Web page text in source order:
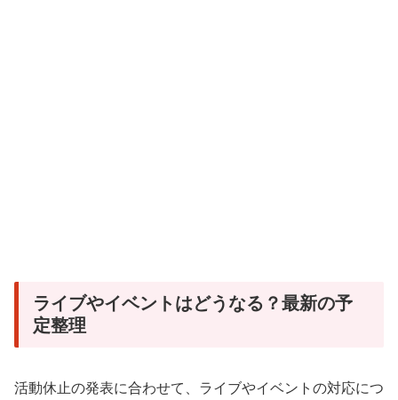
ライブやイベントはどうなる？最新の予
定整理
活動休止の発表に合わせて、ライブやイベントの対応につ